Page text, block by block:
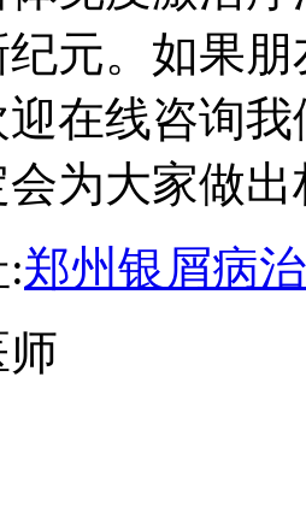
元。如果
在线咨询
为大家做
郑州银屑病